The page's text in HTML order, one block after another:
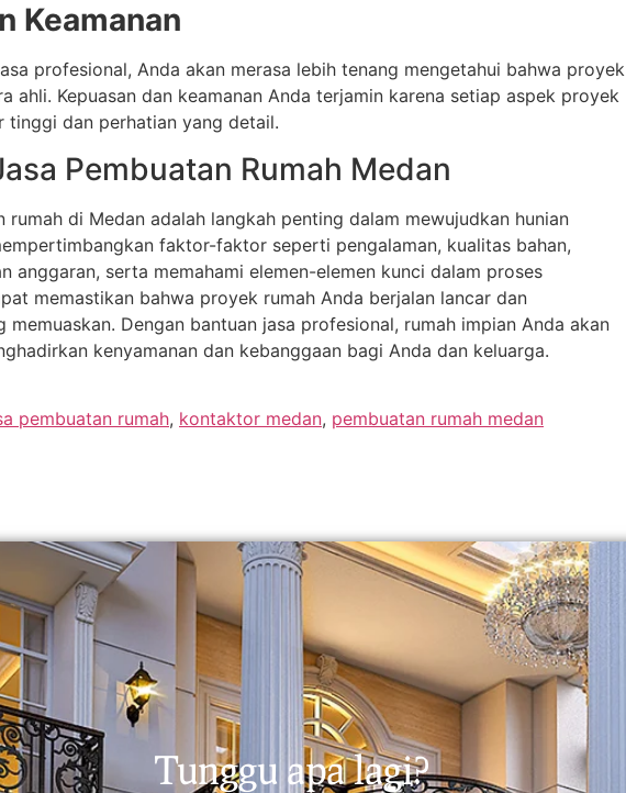
Keamanan
profesional, Anda akan merasa lebih tenang mengetahui bahwa proyek
ahli. Kepuasan dan keamanan Anda terjamin karena setiap aspek proyek
tinggi dan perhatian yang detail.
Pembuatan Rumah Medan
rumah di Medan adalah langkah penting dalam mewujudkan hunian
faktor-faktor seperti pengalaman, kualitas bahan,
anggaran, serta memahami elemen-elemen kunci dalam proses
memastikan bahwa proyek rumah Anda berjalan lancar dan
memuaskan. Dengan bantuan jasa profesional, rumah impian Anda akan
kenyamanan dan kebanggaan bagi Anda dan keluarga.
pembuatan rumah, kontaktor medan, pembuatan rumah medan
Tunggu apa lagi?